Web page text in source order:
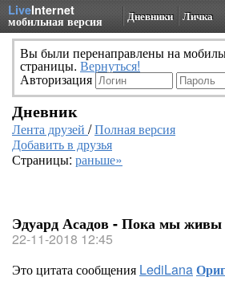
LiveInternet
мобильная версия Дневники Личка
Вы были перенаправлены на
страницы. Вернуться!
Авторизация
Дневник
Лента друзей /Полная версия
Добавить в друзья
Страницы: раньше»
Эдуард Асадов - Пока мы живы
22-11-2018 12:45
Это цитата сообщения LediLana